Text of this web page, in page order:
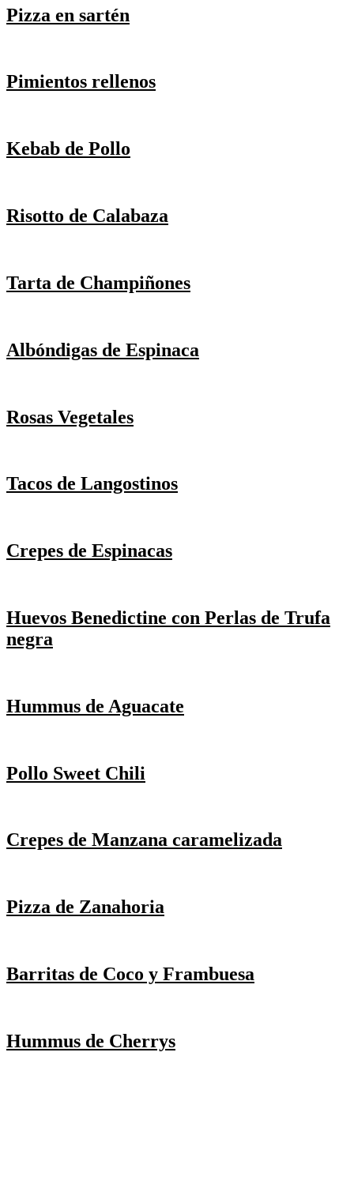
Pizza en sartén
Pimientos rellenos
Kebab de Pollo
Risotto de Calabaza
Tarta de Champiñones
Albóndigas de Espinaca
Rosas Vegetales
Tacos de Langostinos
Crepes de Espinacas
Huevos Benedictine con Perlas de Trufa
negra
Hummus de Aguacate
Pollo Sweet Chili
Crepes de Manzana caramelizada
Pizza de Zanahoria
Barritas de Coco y Frambuesa
Hummus de Cherrys